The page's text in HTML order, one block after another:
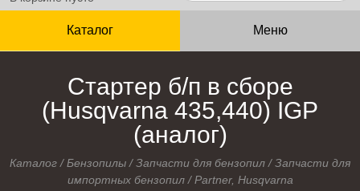
Каталог Меню
Стартер б/п в сборе
(Husqvarna 435,440) IGP
(аналог)
Каталог /Бензопилы /Запчасти для бензопил /Запчасти для
импортных бензопил/Partner, Husqvarna